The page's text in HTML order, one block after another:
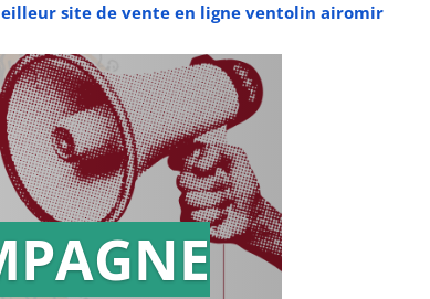
site de vente en ligne ventolin airomir